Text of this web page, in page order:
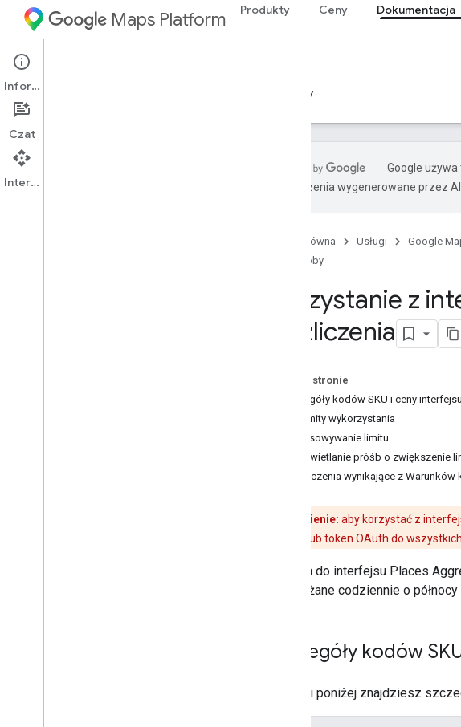
Maps Platform Produkty Ceny Dokumentacja
Places Aggregate API
Przewodniki
Zasoby
Google
Tłumaczenia wygenerowane przez
Strona główna Usługi Google
Zasoby
Korzystanie z
i rozliczenia
Na tej stronie
Szczegóły kodów SKU i ceny
Inne limity wykorzystania
Dostosowywanie limitu
Wyświetlanie próśb o zwiększenie
Ograniczenia wynikające z Warunków
Przypomnienie: aby korzystać z
lub token OAuth do
Żądania do interfejsu Places
odświeżane codziennie o
Szczegóły kodów
W tabeli poniżej znajdziesz
Informacje
Czat
Interfejs API